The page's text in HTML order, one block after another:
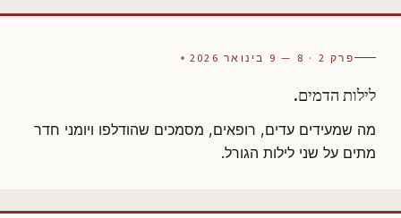
פרק 2 · 8 — 9 בינואר 2026
לילות הדמים.
מה שמעידים עדים, רופאים, מסמכים שהודלפו ויומני חדר
מתים על שני לילות הגורל.